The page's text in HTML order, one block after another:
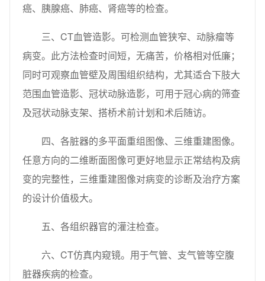
癌、胰腺癌、肺癌、肾癌等的检查。
三、CT血管造影。可检测血管狭窄、动脉瘤等
病变。此方法检查时间短，无痛苦，价格相对低廉；
同时可观察血管壁及周围组织结构，尤其适合下肢大
范围血管造影、冠状动脉造影，可用于冠心病的筛查
及冠状动脉支架、搭桥术前计划和术后随访。
四、各脏器的多平面重组图像、三维重建图像。
任意方向的二维断面图像可更好地显示正常结构及病
变的完整性，三维重建图像对病变的诊断及治疗方案
的设计价值极大。
五、各组织器官的灌注检查。
六、CT仿真内窥镜。用于气管、支气管等空腹
脏器疾病的检查。